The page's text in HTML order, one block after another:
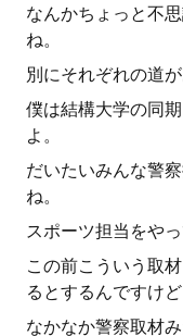
なんかちょっと不
ね。
別にそれぞれの道
僕は結構大学の同
よ。
だいたいみんな警
ね。
スポーツ担当をや
この前こういう取
るとするんですけど
なかなか警察取材